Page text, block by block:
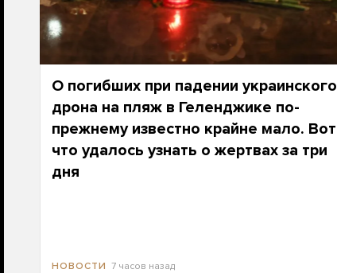
О погибших при падении украинского
дрона на пляж в Геленджике по-
прежнему известно крайне мало. Вот
что удалось узнать о жертвах за три
дня
НОВОСТИ 7 часов назад